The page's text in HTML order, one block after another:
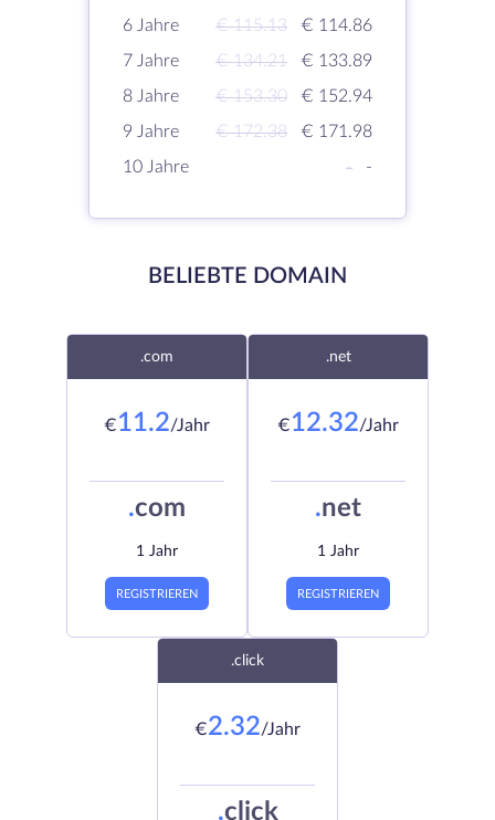
6 Jahre
€ 115.13
€ 114.86
7 Jahre
€ 134.21
€ 133.89
8 Jahre
€ 153.30
€ 152.94
9 Jahre
€ 172.38
€ 171.98
10 Jahre
- -
BELIEBTE DOMAIN
.com
€11.2/Jahr
.com
1 Jahr
REGISTRIEREN
.net
€12.32/Jahr
.net
1 Jahr
REGISTRIEREN
.click
€2.32/Jahr
.click